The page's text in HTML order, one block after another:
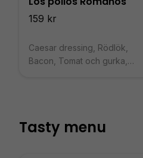
159 kr
Caesar dressing, Rödlök,
Bacon, Tomat och gurka,
Tasty menu